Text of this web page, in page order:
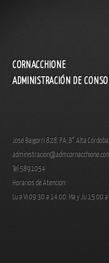
CORNACCHIONE
ADMINISTRACIÓN DE
José Baigorri 828, PA, B° Alta Córdoba.
Tel 5891054
Horarios de Atención:
Lu a Vi 09:30 a 14:00. Ma y Ju 15:00